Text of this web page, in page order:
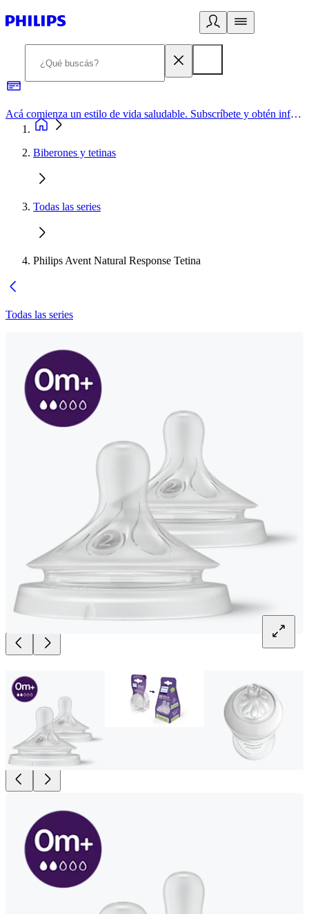
Acá comienza un estilo de vida saludable. Subscríbete y obtén información de primera mano
Biberones y tetinas
Todas las series
Philips Avent Natural Response Tetina
Todas las series